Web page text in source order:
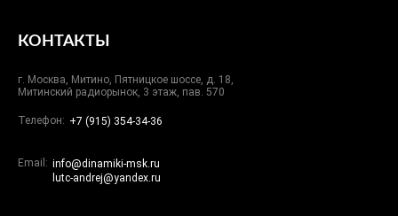
КОНТАКТЫ
г. Москва, Митино, Пятницкое шоссе, д. 18,
Митинский радиорынок, 3 этаж, пав. 570
Телефон: +7 (915) 354-34-36
Email: info@dinamiki-msk.ru
lutc-andrej@yandex.ru